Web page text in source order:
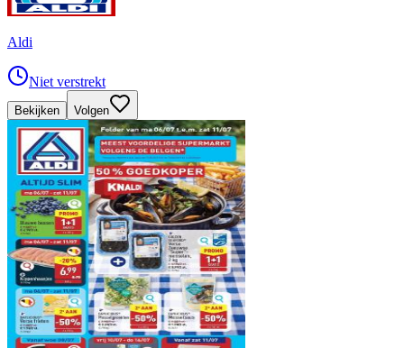
Aldi
Niet verstrekt
Bekijken Volgen